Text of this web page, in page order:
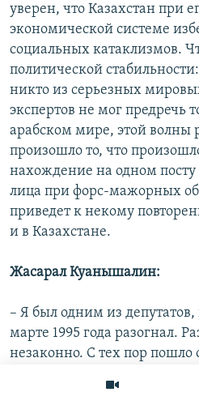
уверен, что Казахстан при
экономической системе
социальных катаклизмов.
политической
никто из серьезных
экспертов не мог предречь
арабском мире, этой волны
произошло то, что
нахождение на одном посту
лица при форс-мажорных
приведет к некому
и в Казахстане.
Жасарал Куанышалин:
– Я был одним из
марте 1995 года разогнал.
незаконно. С тех пор пошло
Когда он штамповал указы,